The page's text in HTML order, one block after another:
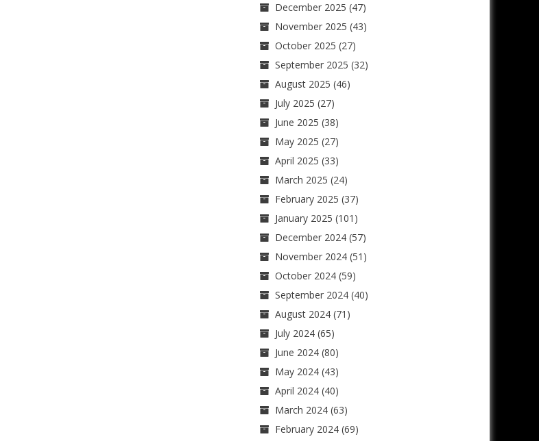
December 2025 (47)
November 2025 (43)
October 2025 (27)
September 2025 (32)
August 2025 (46)
July 2025 (27)
June 2025 (38)
May 2025 (27)
April 2025 (33)
March 2025 (24)
February 2025 (37)
January 2025 (101)
December 2024(57)
November 2024(51)
October 2024(59)
September 2024(40)
August 2024(71)
July 2024(65)
June 2024(80)
May 2024(43)
April 2024(40)
March 2024(63)
February 2024(69)